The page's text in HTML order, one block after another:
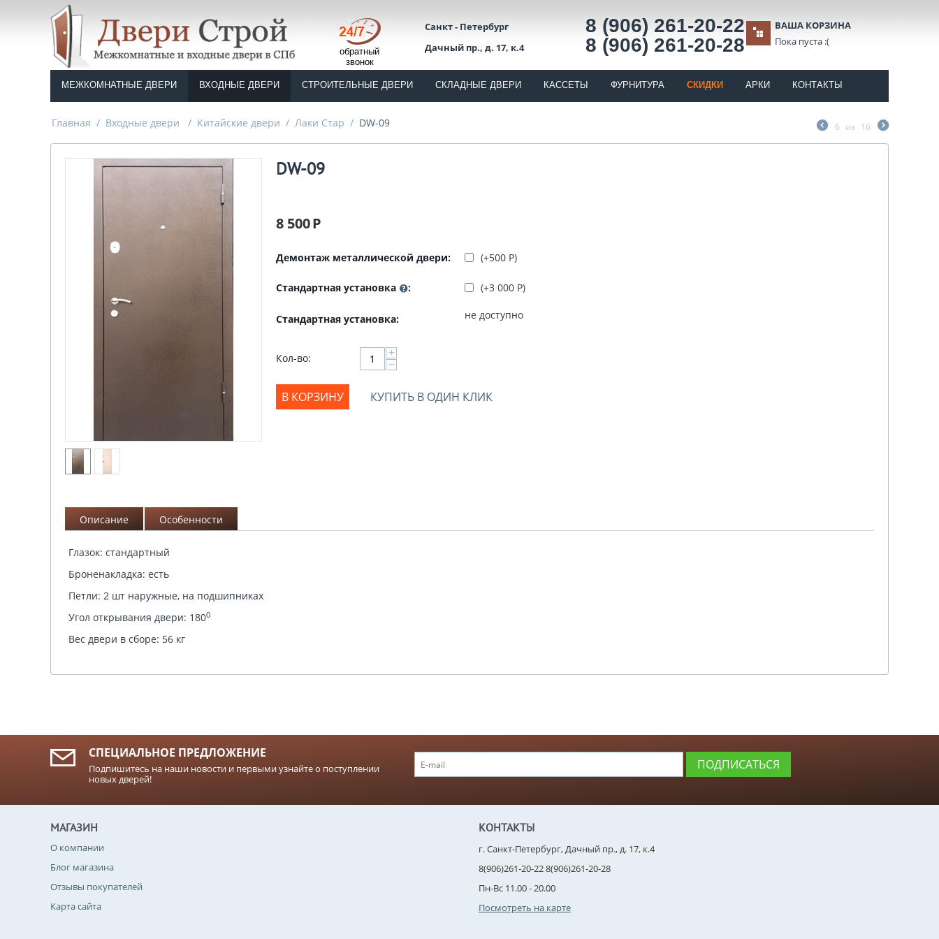
обратный
звонок
Санкт - Петербург
Дачный пр., д. 17, к.4
8 (906) 261-20-22
8 (906) 261-20-28
ВАША КОРЗИНА
Пока пуста :(
МЕЖКОМНАТНЫЕ ДВЕРИ ВХОДНЫЕ ДВЕРИ СТРОИТЕЛЬНЫЕ ДВЕРИ СКЛАДНЫЕ ДВЕРИ КАССЕТЫ ФУРНИТУРА СКИДКИ АРКИ КОНТАКТЫ
Главная / Входные двери / Китайские двери / Лаки Стар / DW-09 6 из 16
DW-09
8 500Р
Демонтаж металлической двери: (+500 Р)
Стандартная установка : (+3 000 Р)
Стандартная установка: не доступно
Кол-во: +
−
В КОРЗИНУ КУПИТЬ В ОДИН КЛИК
Описание Особенности
Глазок: стандартный
Броненакладка: есть
Петли: 2 шт наружные, на подшипниках
Угол открывания двери: 1800
Вес двери в сборе: 56 кг
СПЕЦИАЛЬНОЕ ПРЕДЛОЖЕНИЕ
Подпишитесь на наши новости и первыми узнайте о поступлении
новых дверей!
ПОДПИСАТЬСЯ
МАГАЗИН
О компании
Блог магазина
Отзывы покупателей
Карта сайта
КОНТАКТЫ
г. Санкт-Петербург, Дачный пр., д. 17, к.4
8(906)261-20-22 8(906)261-20-28
Пн-Вс 11.00 - 20.00
Посмотреть на карте